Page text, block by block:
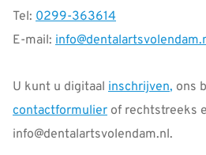
Tel: 0299-363614
E-mail:
U kunt u digitaal inschrijven, ons
contactformulier of rechtstreeks
info@dentalartsvolendam.nl.